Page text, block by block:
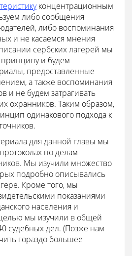
концентрационным
либо сообщения
либо воспоминания
и не касаемся мнения
сербских лагерей мы
и будем
предоставленные
а также воспоминания
и не будем затрагивать
охранников. Таким образом,
одинакового подхода к
для данной главы мы
по делам
Мы изучили множество
подробно описывались
Кроме того, мы
показаниями
населения и
мы изучили в общей
судебных дел. (Позже нам
гораздо большее